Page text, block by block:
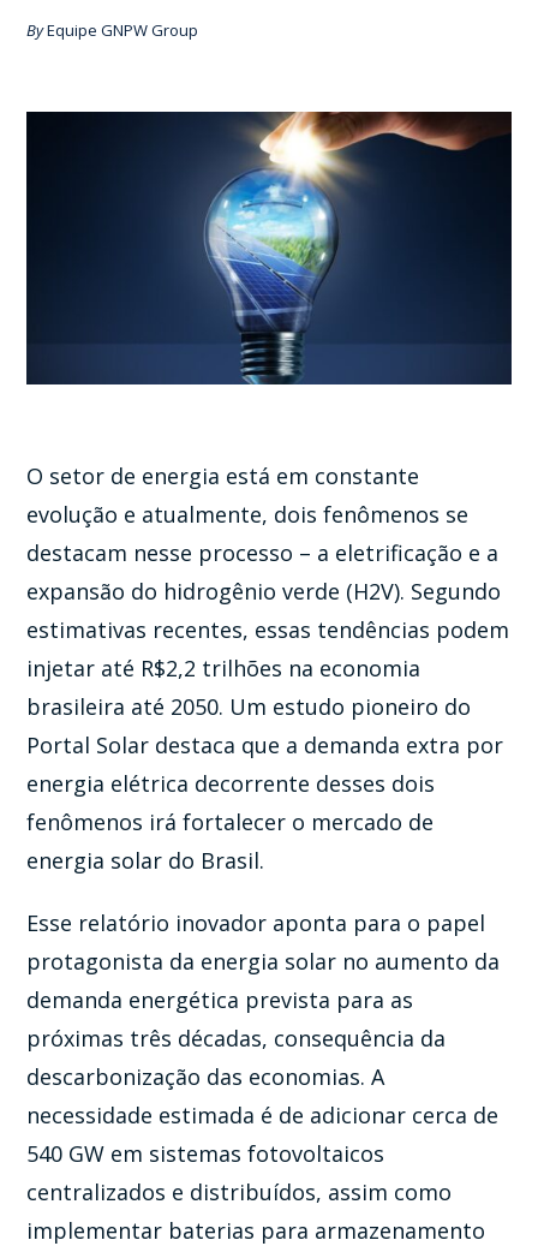
ByEquipe GNPW Group
O setor de energia está em constante
evolução e atualmente, dois fenômenos se
destacam nesse processo – a eletrificação e a
expansão do hidrogênio verde (H2V). Segundo
estimativas recentes, essas tendências podem
injetar até R$2,2 trilhões na economia
brasileira até 2050. Um estudo pioneiro do
Portal Solar destaca que a demanda extra por
energia elétrica decorrente desses dois
fenômenos irá fortalecer o mercado de
energia solar do Brasil.
Esse relatório inovador aponta para o papel
protagonista da energia solar no aumento da
demanda energética prevista para as
próximas três décadas, consequência da
descarbonização das economias. A
necessidade estimada é de adicionar cerca de
540 GW em sistemas fotovoltaicos
centralizados e distribuídos, assim como
implementar baterias para armazenamento